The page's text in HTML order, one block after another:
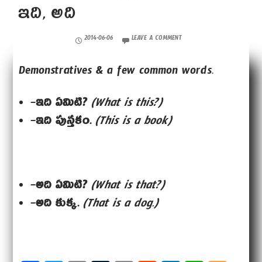
ఇది, అది
2014-06-06 LEAVE A COMMENT
Demonstratives & a few common words.
–ఇది ఏమిటి?(What is this?)
–ఇది పుస్తకం. (This is a book)
–అది ఏమిటి?(What is that?)
–అది కుక్క. (That is a dog.)